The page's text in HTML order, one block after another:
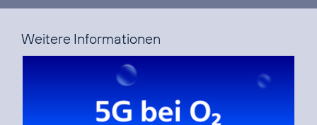
Weitere Informationen